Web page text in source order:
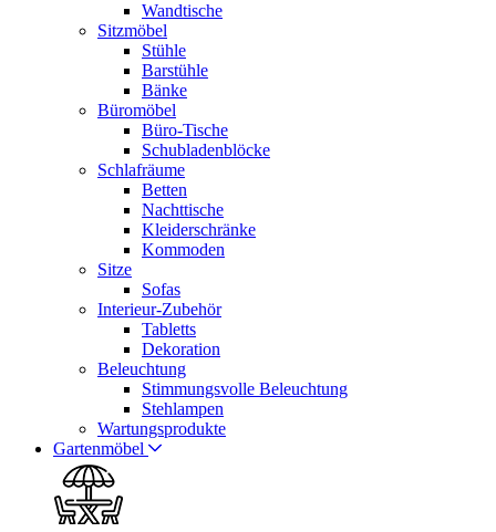
Wandtische
Sitzmöbel
Stühle
Barstühle
Bänke
Büromöbel
Büro-Tische
Schubladenblöcke
Schlafräume
Betten
Nachttische
Kleiderschränke
Kommoden
Sitze
Sofas
Interieur-Zubehör
Tabletts
Dekoration
Beleuchtung
Stimmungsvolle Beleuchtung
Stehlampen
Wartungsprodukte
Gartenmöbel